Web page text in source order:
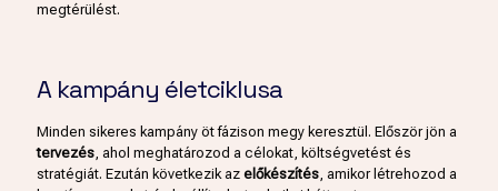
megtérülést.
A kampány életciklusa
Minden sikeres kampány öt fázison megy keresztül. Először jön a
tervezés, ahol meghatározod a célokat, költségvetést és
stratégiát. Ezután következik az előkészítés, amikor létrehozod a